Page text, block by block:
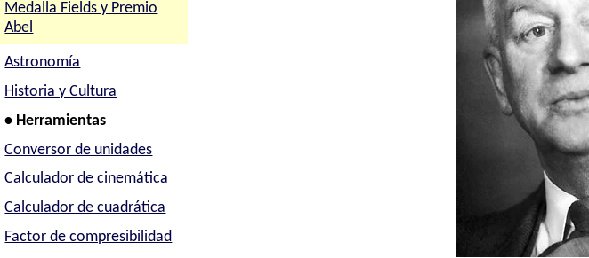
Medalla Fields y Premio
Abel
Astronomía
Historia y Cultura
• Herramientas
Conversor de unidades
Calculador de cinemática
Calculador de cuadrática
Factor de compresibilidad